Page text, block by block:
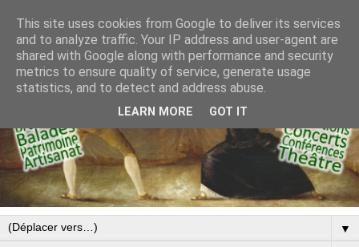
▼
This site uses cookies from Google to deliver its services
and to analyze traffic. Your IP address and user-agent are
shared with Google along with performance and security
metrics to ensure quality of service, generate usage
statistics, and to detect and address abuse.
LEARN MORE GOT IT